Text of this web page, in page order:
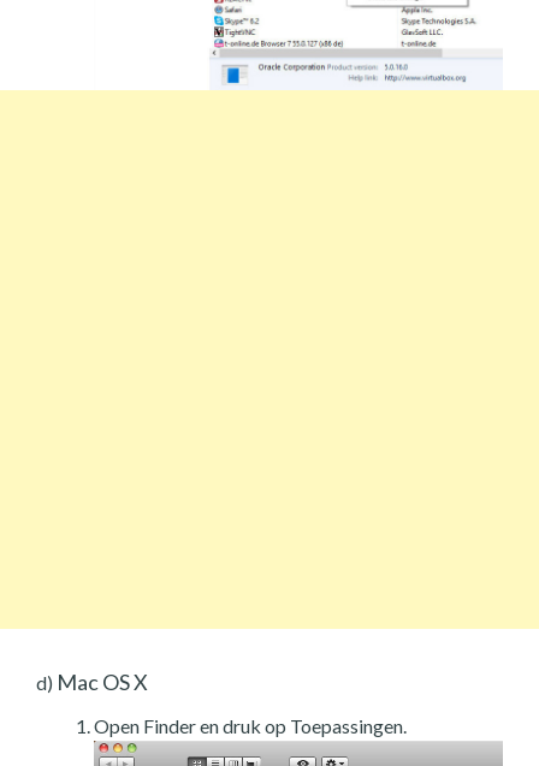
d) Mac OS X
Open Finder en druk op Toepassingen.